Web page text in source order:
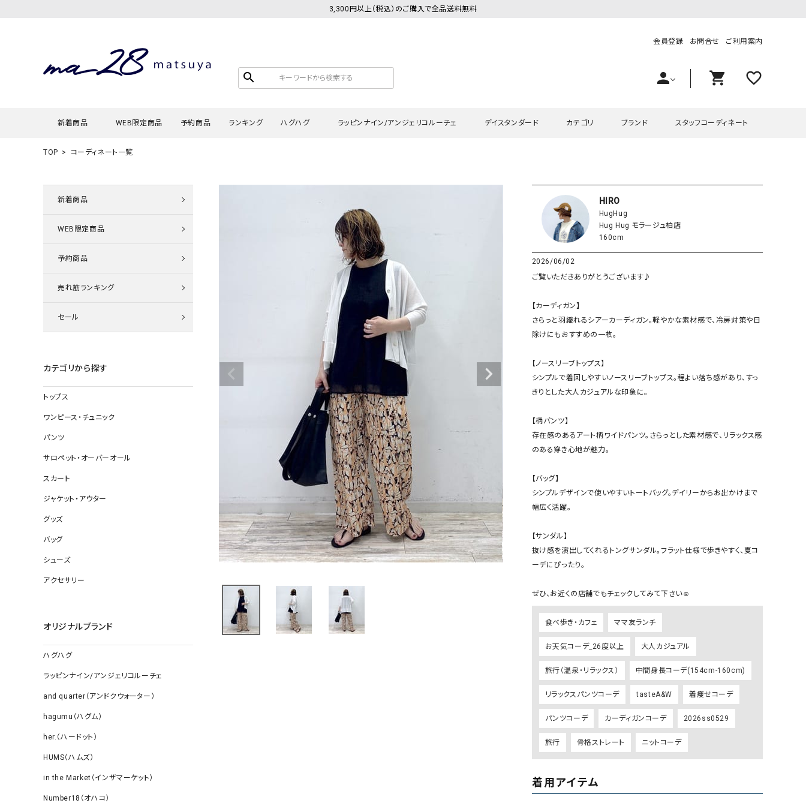
3,300円以上（税込）のご購入で全品送料無料
search
会員登録 お問合せ ご利用案内
person shopping_cart favorite_outline
新着商品 WEB限定商品 予約商品 ランキング ハグハグ
ロング・マキシ丈
その他スカート
すべて見る
靴
帽子
ソックス
その他雑貨
ラッピンナイン/アンジェリコルーチェ
タンクトップ・キャミソール
デニムパンツ
その他のパンツ
ジャケット
コート
その他アウター
デイスタンダード
チュニック
その他スカート
すべて見る
靴
帽子
ソックス・その他雑貨
カテゴリ
ワンピース・チュニック
サロペット・オーバーオール
スカート
ジャケット・アウター
ワンピース・チュニック
サロペット・オーバーオール
グッズ
ブランド
ラッピンナイン/アンジェリコルーチェ
hagumu（ハグム）
her.（ハードット）
and quarter（アンドクウォーター） HUMS（ハムズ）
Our.（アワードット）
1%（イチ パーセント）
ASFVLT（アスファルト） mizuiro ind（ミズイロ イン
リー）
Audition（オーディション）
blue willow（ブルーウィロー）
CUBE SUGAR（キューブシュガー）
CONVERSE ALL STAR（コンバースオー
ルスター）
Champion（チャンピオン） RED CARD（レッドカード）
DENIM DUNGAREE（デニムダンガリー） SO（エスオー）
Deck（ディック） SUN VALLEY（サンバレー）
Emma Taylor（エマテイラー）
スタッフコーディネート
TOP コーディネート一覧
新着商品
WEB限定商品
予約商品
売れ筋ランキング
セール
カテゴリから探す
トップス
ワンピース・チュニック
パンツ
サロペット・オーバーオール
スカート
ジャケット・アウター
グッズ
バッグ
シューズ
アクセサリー
オリジナルブランド
ハグハグ
ラッピンナイン/アンジェリコルーチェ
and quarter（アンドクウォーター）
hagumu（ハグム）
her.（ハードット）
HUMS（ハムズ）
in the Market（インザマーケット）
Number18（オハコ）
HIRO
HugHug
Hug Hug モラージュ柏店
160cm
2026/06/02
ご覧いただきありがとうございます♪
【カーディガン】
さらっと羽織れるシアーカーディガン。軽やかな素材感で、冷房対策や日
除けにもおすすめの一枚。
【ノースリーブトップス】
シンプルで着回しやすいノースリーブトップス。程よい落ち感があり、すっ
きりとした大人カジュアルな印象に。
【柄パンツ】
存在感のあるアート柄ワイドパンツ。さらっとした素材感で、リラックス感
のある穿き心地が魅力。
【バッグ】
シンプルデザインで使いやすいトートバッグ。デイリーからお出かけまで
幅広く活躍。
【サンダル】
抜け感を演出してくれるトングサンダル。フラット仕様で歩きやすく、夏コ
ーデにぴったり。
ぜひ、お近くの店舗でもチェックしてみて下さい☺︎
食べ歩き・カフェ ママ友ランチ
お天気コーデ_26度以上 大人カジュアル
旅行（温泉・リラックス） 中間身長コーデ(154cm-160cm)
リラックスパンツコーデ tasteA&W 着痩せコーデ
パンツコーデ カーディガンコーデ 2026ss0529
旅行 骨格ストレート ニットコーデ
着用アイテム